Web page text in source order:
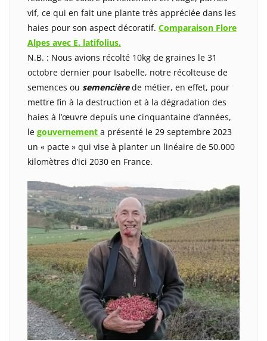
vif, ce qui en fait une plante très appréciée dans les
haies pour son aspect décoratif. Comparaison Flore
Alpes avec E. latifolius.
N.B. : Nous avions récolté 10kg de graines le 31
octobre dernier pour Isabelle, notre récolteuse de
semences ou semencièrede métier, en effet, pour
mettre fin à la destruction et à la dégradation des
haies à l’œuvre depuis une cinquantaine d’années,
le gouvernement a présenté le 29 septembre 2023
un « pacte » qui vise à planter un linéaire de 50.000
kilomètres d’ici 2030 en France.